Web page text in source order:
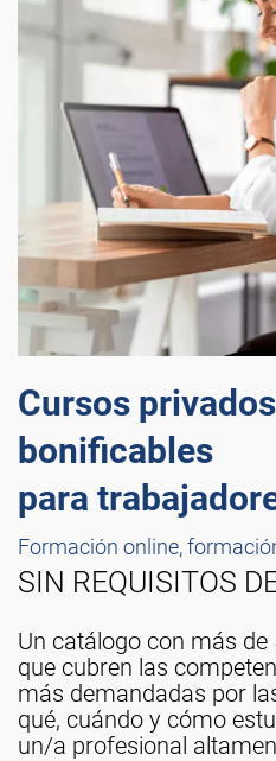
Cursos
bonificables
para
Formación online,
SIN REQUISITOS
Un catálogo con más
que cubren las
más demandadas por
qué, cuándo y cómo
un/a profesional